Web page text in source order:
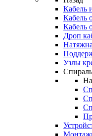
Кабель
Кабель
Кабель
Дроп
Узлы